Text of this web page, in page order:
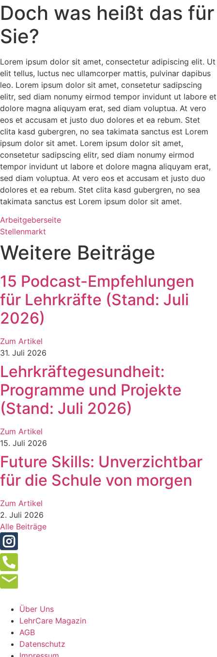
Doch was heißt das für
Sie?
Lorem ipsum dolor sit amet, consectetur adipiscing elit. Ut
elit tellus, luctus nec ullamcorper mattis, pulvinar dapibus
leo. Lorem ipsum dolor sit amet, consetetur sadipscing
elitr, sed diam nonumy eirmod tempor invidunt ut labore et
dolore magna aliquyam erat, sed diam voluptua. At vero
eos et accusam et justo duo dolores et ea rebum. Stet
clita kasd gubergren, no sea takimata sanctus est Lorem
ipsum dolor sit amet. Lorem ipsum dolor sit amet,
consetetur sadipscing elitr, sed diam nonumy eirmod
tempor invidunt ut labore et dolore magna aliquyam erat,
sed diam voluptua. At vero eos et accusam et justo duo
dolores et ea rebum. Stet clita kasd gubergren, no sea
takimata sanctus est Lorem ipsum dolor sit amet.
Arbeitgeberseite
Stellenmarkt
Weitere Beiträge
15 Podcast-Empfehlungen
für Lehrkräfte (Stand: Juli
2026)
Zum Artikel
31. Juli 2026
Lehrkräftegesundheit:
Programme und Projekte
(Stand: Juli 2026)
Zum Artikel
15. Juli 2026
Future Skills: Unverzichtbar
für die Schule von morgen
Zum Artikel
2. Juli 2026
Alle Beiträge
Über Uns
LehrCare Magazin
AGB
Datenschutz